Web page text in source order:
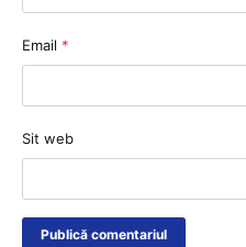
Email *
Sit web